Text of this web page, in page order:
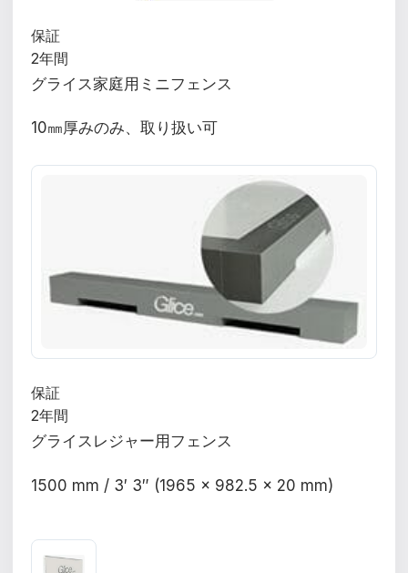
保証
2年間
グライス家庭用ミニフェンス
10㎜厚みのみ、取り扱い可
保証
2年間
グライスレジャー用フェンス
1500 mm / 3′ 3″ (1965 x 982.5 x 20 mm)